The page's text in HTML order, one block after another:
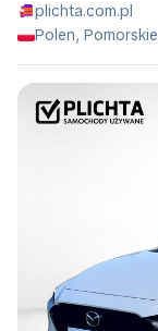
plichta.com.pl
Polen,